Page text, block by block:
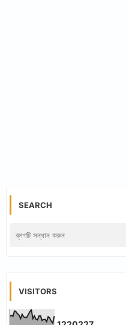
SEARCH
VISITORS